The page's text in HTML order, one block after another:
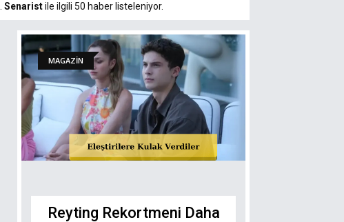
Senaristile ilgili 50 haber listeleniyor.
MAGAZİN
Reyting Rekortmeni Daha